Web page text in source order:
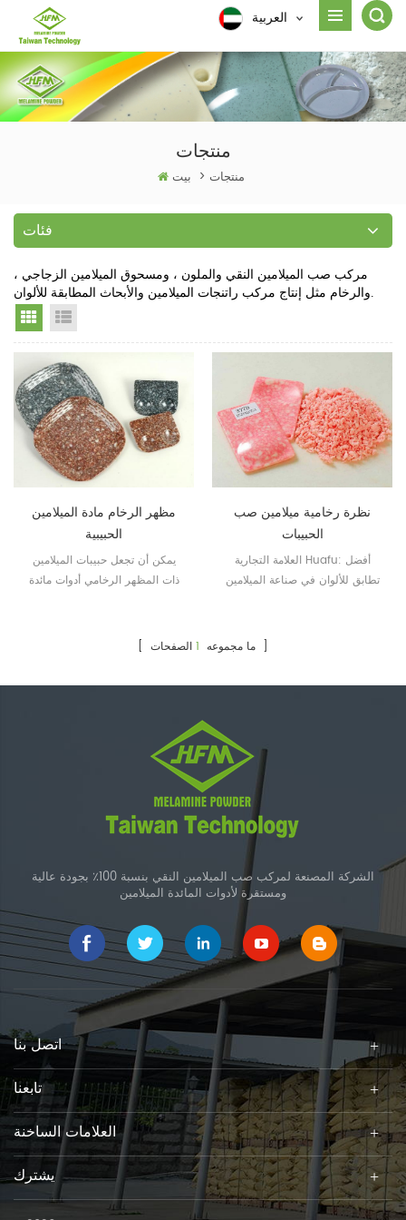
العربية
منتجات
بيت > منتجات
فئات
مركب صب الميلامين النقي والملون ، ومسحوق الميلامين الزجاجي ،
Grid View
مظهر الرخام مادة الميلامين
الحبيبية
يمكن أن تجعل حبيبات الميلامين
ذات المظهر الرخامي أدوات مائدة
نظرة رخامية ميلامين صب
الحبيبات
العلامة التجارية Huafu: أفضل
تطابق للألوان في صناعة الميلامين
[ ما مجموعه 1 الصفحات ]
الشركة المصنعة لمركب صب الميلامين النقي بنسبة 100٪ بجودة عالية
ومستقرة لأدوات المائدة الميلامين
اتصل بنا
تابعنا
العلامات الساخنة
يشترك